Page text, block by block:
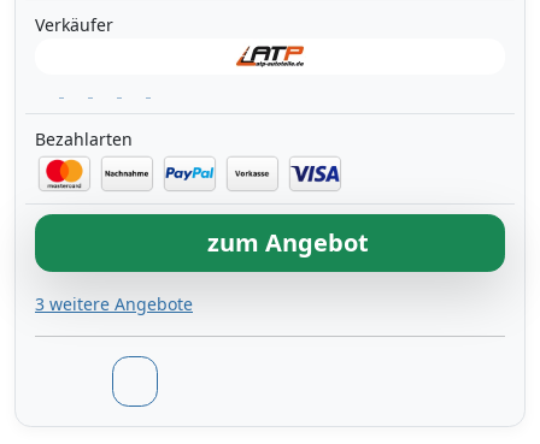
Verkäufer
Bezahlarten
zum Angebot
3 weitere Angebote